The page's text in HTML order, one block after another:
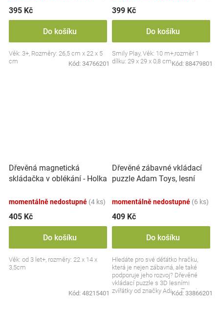
395 Kč
Do košíku
Věk: 3+, Rozměry: 26,5 cm x 22 x 5
cm
Kód: 34766201
399 Kč
Do košíku
Smily Play, Věk: 10 m+,rozměr 1
dílku: 29 x 29 x 0,8 cmKód: 88479801
Dřevěná magnetická
skládačka v oblékání - Holka
momentálně nedostupné (4 ks)
405 Kč
Do košíku
Věk: od 3 let+, rozměry: 22 x 14 x
3,5cm
Kód: 48215401
Dřevěné zábavné vkládací
puzzle Adam Toys, lesní
momentálně nedostupné (6 ks)
409 Kč
Do košíku
Hledáte pro své děťátko hračku,
která je nejen zábavná, ale také
podporuje jeho rozvoj? Dřevěné
vkládací puzzle s 3D lesními
zvířátky od značky Adam Toys je
Kód: 33866201